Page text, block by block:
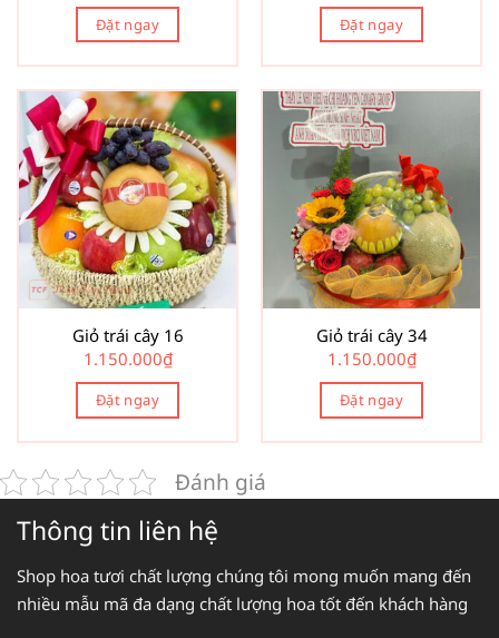
Đặt ngay Đặt ngay
Giỏ trái cây 16
1.150.000₫
Đặt ngay
Giỏ trái cây 34
1.150.000₫
Đặt ngay
Đánh giá
Thông tin liên hệ
Shop hoa tươi chất lượng chúng tôi mong muốn mang đến
nhiều mẫu mã đa dạng chất lượng hoa tốt đến khách hàng